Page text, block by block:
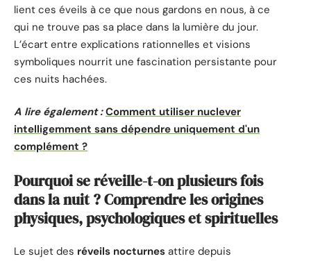
lient ces éveils à ce que nous gardons en nous, à ce
qui ne trouve pas sa place dans la lumière du jour.
L’écart entre explications rationnelles et visions
symboliques nourrit une fascination persistante pour
ces nuits hachées.
A lire également : Comment utiliser nuclever
intelligemment sans dépendre uniquement d'un
complément ?
Pourquoi se réveille-t-on plusieurs fois
dans la nuit ? Comprendre les origines
physiques, psychologiques et spirituelles
Le sujet des réveils nocturnes attire depuis